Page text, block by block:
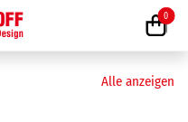
0
Alle anzeigen